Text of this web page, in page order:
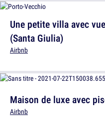
Une petite villa avec
(Santa Giulia)
Airbnb
Maison de luxe avec
Airbnb